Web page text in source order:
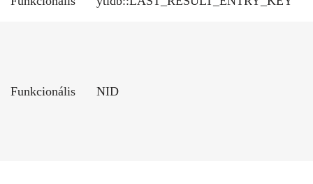
Funkcionális NID